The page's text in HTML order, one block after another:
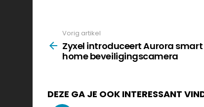
more
Vorig artikel
Zyxel introduceert Aurora smart
home beveiligingscamera
DEZE GA JE OOK INTERESSANT